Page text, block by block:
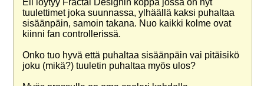
Eli löytyy Fractal Designin koppa jossa on nyt
tuulettimet joka suunnassa, ylhäällä kaksi puhaltaa
sisäänpäin, samoin takana. Nuo kaikki kolme ovat
kiinni fan controllerissä.
Onko tuo hyvä että puhaltaa sisäänpäin vai pitäisikö
joku (mikä?) tuuletin puhaltaa myös ulos?